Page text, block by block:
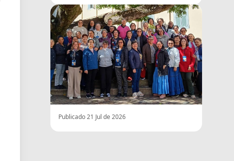
Publicado 21 Jul de 2026